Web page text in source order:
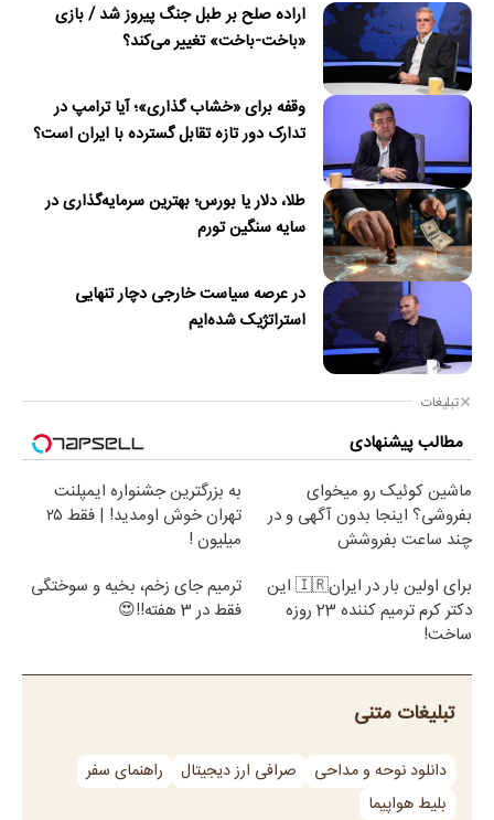
اراده صلح بر طبل جنگ پیروز شد / بازی
«باخت-باخت» تغییر می‌کند؟
وقفه برای «خشاب گذاری»؛ آیا ترامپ در
تدارک دور تازه تقابل گسترده با ایران است؟
طلا، دلار یا بورس؛ بهترین سرمایه‌گذاری در
سایه سنگین تورم
در عرصه سیاست خارجی دچار تنهایی
استراتژیک شده‌ایم
تبلیغات
مطالب پیشنهادی
ماشین کوئیک رو میخوای
بفروشی؟ اینجا بدون آگهی و در
چند ساعت بفروشش
به بزرگترین جشنواره ایمپلنت
تهران خوش اومدید! | فقط ۲۵
میلیون !
برای اولین بار در ایران🇮🇷 این
دکتر کرم ترمیم کننده 23 روزه
ساخت!
ترمیم جای زخم، بخیه و سوختگی
فقط در 3 هفته!!😍
تبلیغات متنی
دانلود نوحه و مداحی صرافی ارز دیجیتال
راهنمای سفر
بلیط هواپیما